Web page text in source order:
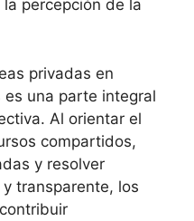
percepción de la
privadas en
una parte integral
Al orientar el
compartidos,
y resolver
transparente, los